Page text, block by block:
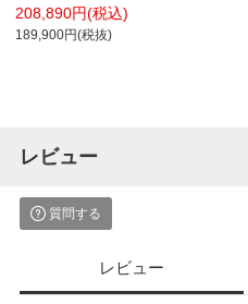
リクライト TB-479U
208,890円(税込)
189,900円(税抜)
レビュー
質問する
レビュー